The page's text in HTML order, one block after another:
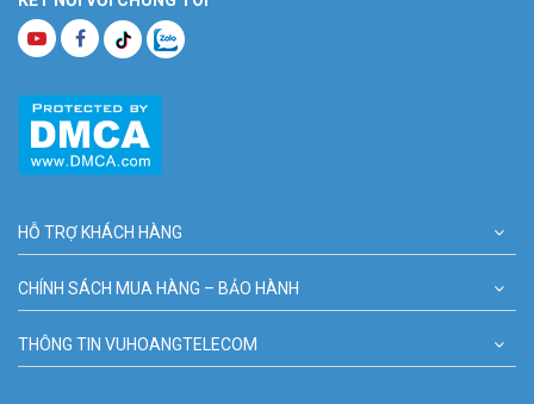
HỖ TRỢ KHÁCH HÀNG
CHÍNH SÁCH MUA HÀNG – BẢO HÀNH
THÔNG TIN VUHOANGTELECOM